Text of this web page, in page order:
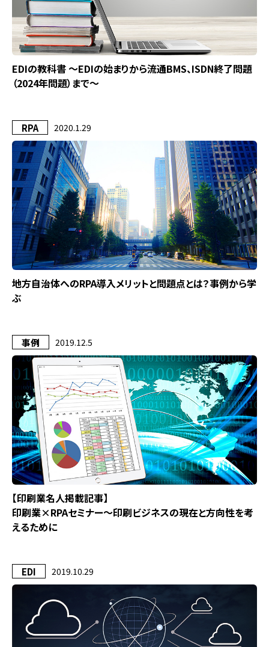
EDIの教科書 ～EDIの始まりから流通BMS、ISDN終了問題
（2024年問題）まで～
RPA 2020.1.29
地方自治体へのRPA導入メリットと問題点とは？事例から学
ぶ
事例 2019.12.5
【印刷業名人掲載記事】
印刷業×RPAセミナー～印刷ビジネスの現在と方向性を考
えるために
EDI 2019.10.29